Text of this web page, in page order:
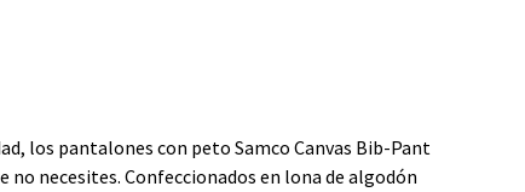
los pantalones con peto Samco Canvas Bib-Pant
necesites. Confeccionados en lona de algodón